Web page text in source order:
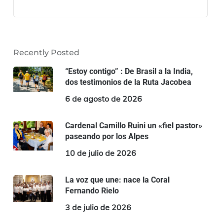
Recently Posted
“Estoy contigo” : De Brasil a la India,
dos testimonios de la Ruta Jacobea
6 de agosto de 2026
Cardenal Camillo Ruini un «fiel pastor»
paseando por los Alpes
10 de julio de 2026
La voz que une: nace la Coral
Fernando Rielo
3 de julio de 2026